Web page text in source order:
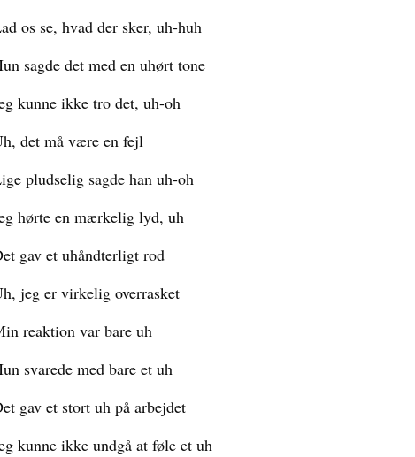
os se, hvad der sker, uh-huh
sagde det med en uhørt tone
kunne ikke tro det, uh-oh
det må være en fejl
pludselig sagde han uh-oh
hørte en mærkelig lyd, uh
gav et uhåndterligt rod
jeg er virkelig overrasket
reaktion var bare uh
svarede med bare et uh
gav et stort uh på arbejdet
kunne ikke undgå at føle et uh